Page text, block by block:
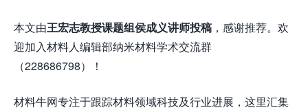
本文由王宏志教授课题组侯成义讲师投稿 ，感谢推荐。欢
迎加入材料人编辑部纳米材料学术交流群
（228686798）！
材料牛网专注于跟踪材料领域科技及行业进展，这里汇集